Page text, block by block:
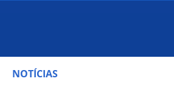
NOTÍCIAS